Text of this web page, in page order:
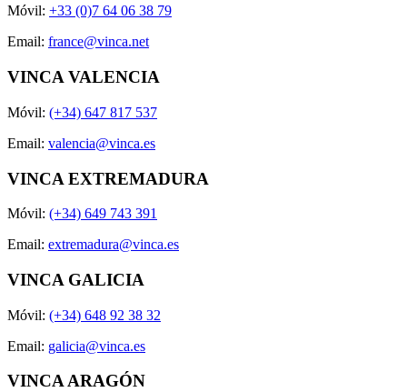
Móvil: +33 (0)7 64 06 38 79
Email: france@vinca.net
VINCA VALENCIA
Móvil: (+34) 647 817 537
Email: valencia@vinca.es
VINCA EXTREMADURA
Móvil: (+34) 649 743 391
Email: extremadura@vinca.es
VINCA GALICIA
Móvil: (+34) 648 92 38 32
Email: galicia@vinca.es
VINCA ARAGÓN